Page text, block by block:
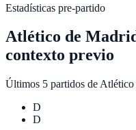
Estadísticas pre-partido
Atlético de
contexto previo
Últimos 5 partidos de Atlético
D
D